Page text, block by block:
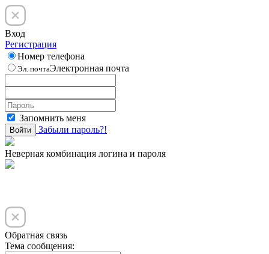
Вход
Регистрация
Номер телефона
Эл. почтаЭлектронная почта
Запомнить меня
Войти Забыли пароль?!
Неверная комбинация логина и пароля
Обратная связь
Тема сообщения: